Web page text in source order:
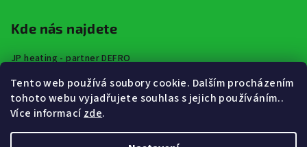
Tento web používá soubory cookie. Dalším procházením
tohoto webu vyjadřujete souhlas s jejich používáním..
Více informacízde.
Kde nás najdete
JP heating - partner DEFRO
Špindlerova třída 672,
413 01 Roudnice nad Labem